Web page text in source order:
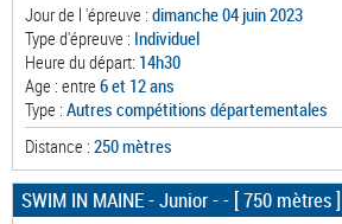
Jour de l 'épreuve : dimanche 04 juin 2023
Type d'épreuve : Individuel
Heure du départ: 14h30
Age : entre 6 et 12 ans
Type : Autres compétitions départementales
Distance : 250 mètres
SWIM IN MAINE - Junior -- [ 750 mètres ]